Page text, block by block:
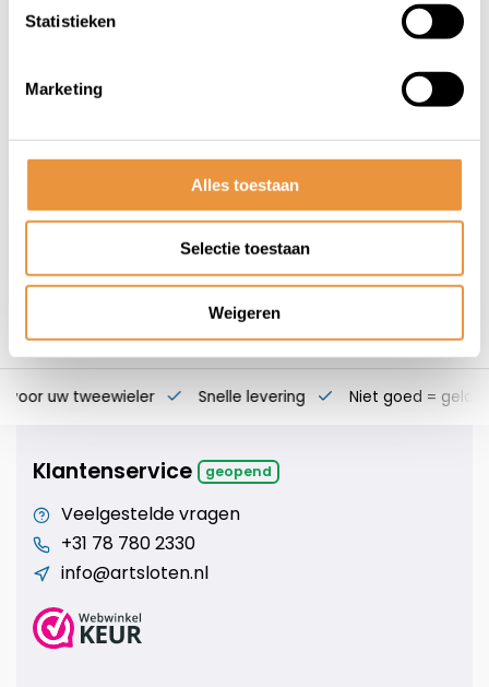
Statistieken
Marketing
Alles toestaan
Selectie toestaan
Weigeren
Niet op voorraad
7,95
voor uw tweewieler Snelle levering Niet goed = geld
Klantenservice geopend
Veelgestelde vragen
+31 78 780 2330
info@artsloten.nl